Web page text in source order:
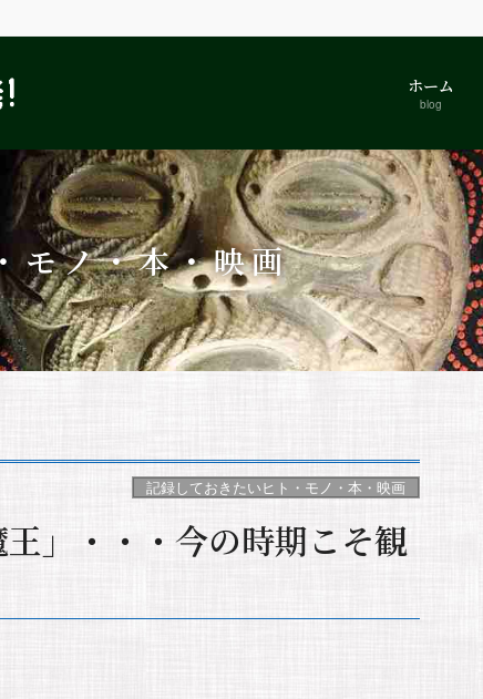
ホーム
blog
モノ・本・映画
記録しておきたいヒト・モノ・本・映画
王」・・・今の時期こそ観